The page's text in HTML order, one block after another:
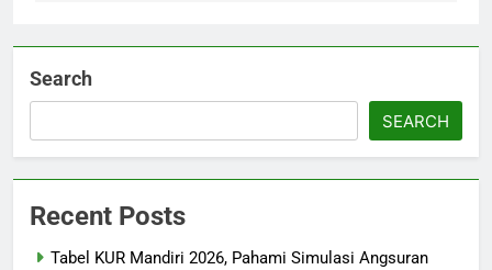
Search
SEARCH
Recent Posts
Tabel KUR Mandiri 2026, Pahami Simulasi Angsuran